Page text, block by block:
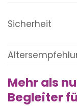
Sicherheit
Mehr als
Begleiter